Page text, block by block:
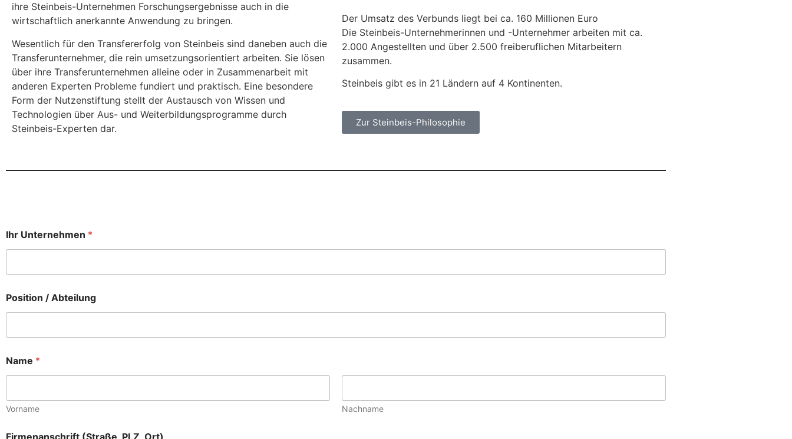
ihre Steinbeis-Unternehmen Forschungsergebnisse auch in die
wirtschaftlich anerkannte Anwendung zu bringen.
Wesentlich für den Transfererfolg von Steinbeis sind daneben auch die
Transferunternehmer, die rein umsetzungsorientiert arbeiten. Sie lösen
über ihre Transferunternehmen alleine oder in Zusammenarbeit mit
anderen Experten Probleme fundiert und praktisch. Eine besondere
Form der Nutzenstiftung stellt der Austausch von Wissen und
Technologien über Aus- und Weiterbildungsprogramme durch
Steinbeis-Experten dar.
Der Umsatz des Verbunds liegt bei ca. 160 Millionen Euro
Die Steinbeis-Unternehmerinnen und -Unternehmer arbeiten mit ca.
2.000 Angestellten und über 2.500 freiberuflichen Mitarbeitern
zusammen.
Steinbeis gibt es in 21 Ländern auf 4 Kontinenten.
Zur Steinbeis-Philosophie
Ihr Unternehmen *
Position / Abteilung
Name *
Vorname Nachname